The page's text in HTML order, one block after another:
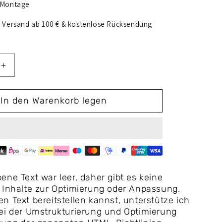
ab 100 € & kostenlose Rücksendung
Erhöhe
Menge
für
Thule
L
links
für
den
VeloSpace
XT
In den Warenkorb legen
Text war leer, daher gibt es keine
zur Optimierung oder Anpassung.
Text bereitstellen kannst, unterstütze ich
der Umstrukturierung und Optimierung